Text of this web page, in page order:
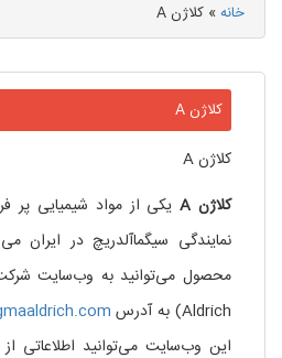
خانه» کلاژن A
کلاژن A
کلاژن A
کلاژن Aیکی از مواد شیمیایی
نمایندگی سیگماآلدریچ در ایران
Aldrich) به آدرس
این وب‌سایت می‌توانید اطلاعاتی